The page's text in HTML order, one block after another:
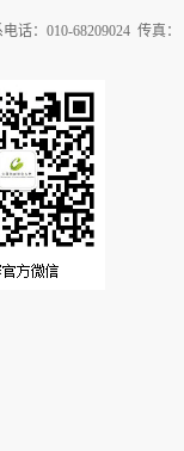
：010-68209024 传真：